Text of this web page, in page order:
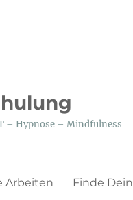
– Hypnose – Mindfulness
Arbeiten Finde